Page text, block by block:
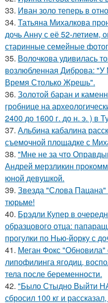
33. Иван золо теперь в
34. Татьяна Михалкова
дочь Анну с её 52-летием,
старинные семейные
35. Волочкова удивилась
возлюбленная Диброва:
Время Столько Жрешь".
36. Золотой баран и
гробнице на
2400 до 1600 г. до н. э. ) в
37. Альбина кабалина
съемочной площадке с
38. "Мне не за что
Андрей мерзликин
юной девушкой.
39. Звезда "Слова Пацана"
тюрьме!
40. Брэдли Купер в
образцового отца:
прогулки по Нью-йорку с
41. Меган Фокс
липофилинга ягодиц,
тела после беременности.
42. "Было Стыдно Выйти
сбросил 100 кг и